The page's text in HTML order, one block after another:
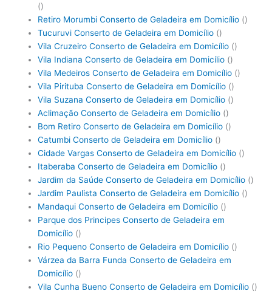
()
Retiro Morumbi Conserto de Geladeira em Domicílio ()
Tucuruvi Conserto de Geladeira em Domicílio ()
Vila Cruzeiro Conserto de Geladeira em Domicílio ()
Vila Indiana Conserto de Geladeira em Domicílio ()
Vila Medeiros Conserto de Geladeira em Domicílio ()
Vila Pirituba Conserto de Geladeira em Domicílio ()
Vila Suzana Conserto de Geladeira em Domicílio ()
Aclimação Conserto de Geladeira em Domicílio ()
Bom Retiro Conserto de Geladeira em Domicílio ()
Catumbi Conserto de Geladeira em Domicílio ()
Cidade Vargas Conserto de Geladeira em Domicílio ()
Itaberaba Conserto de Geladeira em Domicílio ()
Jardim da Saúde Conserto de Geladeira em Domicílio ()
Jardim Paulista Conserto de Geladeira em Domicílio ()
Mandaqui Conserto de Geladeira em Domicílio ()
Parque dos Principes Conserto de Geladeira em
Domicílio ()
Rio Pequeno Conserto de Geladeira em Domicílio ()
Várzea da Barra Funda Conserto de Geladeira em
Domicílio ()
Vila Cunha Bueno Conserto de Geladeira em Domicílio ()